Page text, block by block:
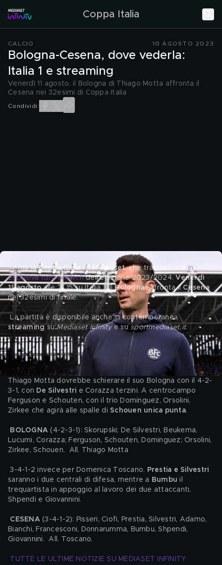
Coppa Italia
CALCIO 10 AGOSTO 2023
Bologna-Cesena, dove vederla:
Italia 1 e streaming
Venerdì 11 agosto, il Bologna di Thiago Motta affronta il
Cesena nei 32esimi di Coppa Italia
Condividi:
Torna la Coppa Italia su Mediaset, che trasmetterà in
esclusiva tutti i match dell'edizione 2023/2024. Venerdì
11 agosto alle 21.15 su Italia 1, il Bologna affronta il Cesena
nei 32esimi di finale.
La partita è disponibile anche in contemporanea
streaming su Mediaset Infinity e su sportmediaset.it.
Bologna - Cesena: le probabili formazioni
Thiago Motta dovrebbe schierare il suo Bologna con il 4-2-
3-1, con De Silvestri e Corazza terzini. A centrocampo
Ferguson e Schouten, con il trio Dominguez, Orsolini,
Zirkee che agirà alle spalle di Schouen unica punta.
BOLOGNA (4-2-3-1): Skorupski; De Silvestri, Beukema,
Lucumi, Corazza; Ferguson, Schouten, Dominguez; Orsolini,
Zirkee, Schouen.  All. Thiago Motta
3-4-1-2 invece per Domenica Toscano. Prestia e Silvestri
saranno i due centrali di difesa, mentre a Bumbu il
trequartista in appoggio al lavoro dei due attaccanti,
Shpendi e Giovannini.
CESENA (3-4-1-2): Pisseri, Ciofi, Prestia, Silvestri, Adamo,
Bianchi, Francesconi, Donnarumma, Bumbu, Shpendi,
Giovannini.  All. Toscano.
TUTTE LE ULTIME NOTIZIE SU MEDIASET INFINITY